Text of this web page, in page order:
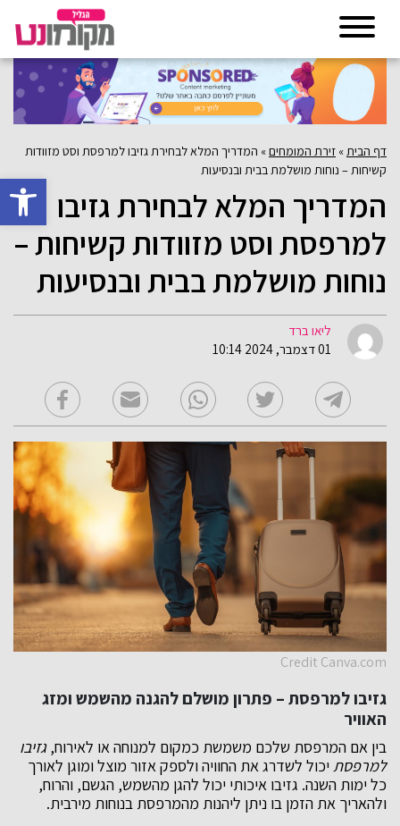
פתח
דף הבית » זירת המומחים» המדריך המלא לבחירת גזיבו למרפסת וסט מזוודות
קשיחות – נוחות מושלמת בבית ובנסיעות
המדריך המלא לבחירת גזיבו
למרפסת וסט מזוודות קשיחות –
נוחות מושלמת בבית ובנסיעות
ליאו ברד
01 דצמבר, 2024 10:14
Credit Canva.com
גזיבו למרפסת – פתרון מושלם להגנה מהשמש ומזג
האוויר
בין אם המרפסת שלכם משמשת כמקום למנוחה או לאירוח,גזיבו
למרפסת יכול לשדרג את החוויה ולספק אזור מוצל ומוגן לאורך
כל ימות השנה. גזיבו איכותי יכול להגן מהשמש, הגשם, והרוח,
ולהאריך את הזמן בו ניתן ליהנות מהמרפסת בנוחות מירבית.